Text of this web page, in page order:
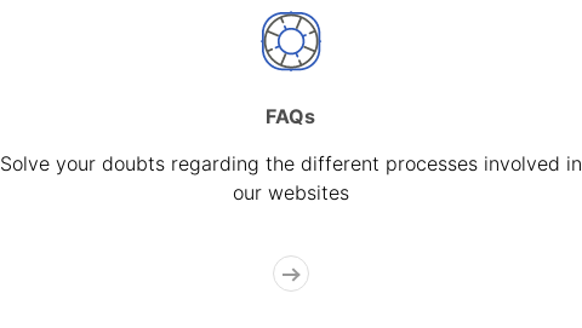
FAQs
Solve your doubts regarding the different processes involved in
our websites